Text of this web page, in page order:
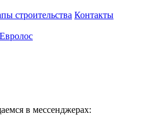
строительства Контакты
в мессенджерах: